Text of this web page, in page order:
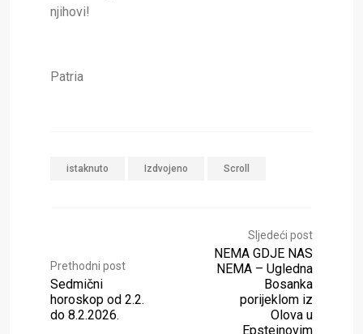
njihovi!
Patria
istaknuto Izdvojeno Scroll
Prethodni post
Sedmični
horoskop od 2.2.
do 8.2.2026.
Sljedeći post
NEMA GDJE NAS
NEMA – Ugledna
Bosanka
porijeklom iz
Olova u
Epsteinovim